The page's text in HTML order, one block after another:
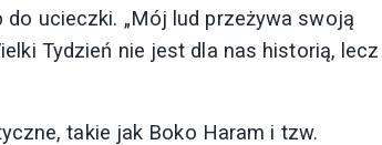
ucieczki. „Mój lud przeżywa swoją
Tydzień nie jest dla nas historią, lecz
takie jak Boko Haram i tzw.